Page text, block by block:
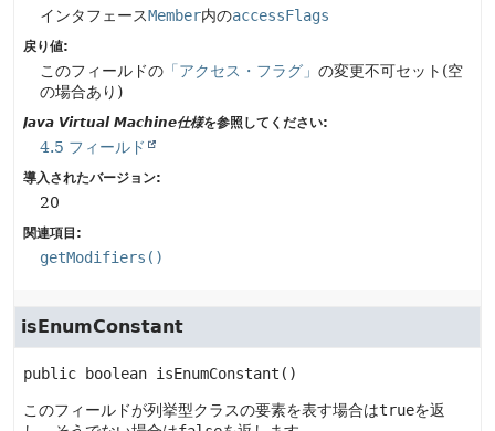
インタフェースMember内のaccessFlags
戻り値:
このフィールドの 「アクセス・フラグ」 の変更不可セット(空
の場合あり)
Java Virtual Machine仕様を参照してください:
4.5 フィールド
導入されたバージョン:
20
関連項目:
getModifiers()
isEnumConstant
public boolean isEnumConstant ()
このフィールドが列挙型クラスの要素を表す場合はtrueを返